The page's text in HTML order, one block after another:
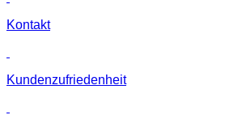
Kontakt
Kunden­zufriedenheit